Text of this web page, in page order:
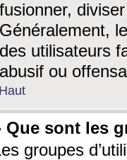
fusionner,
Généralement,
des utilisateurs
abusif ou
Haut
Que sont les
groupes